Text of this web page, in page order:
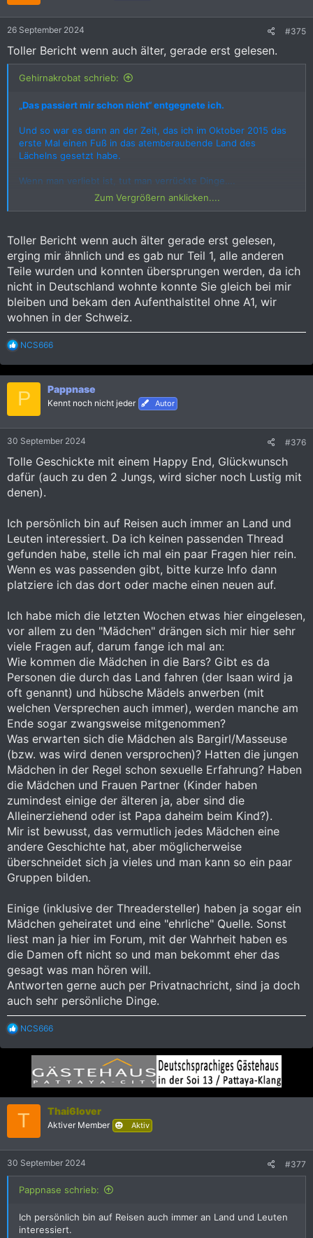
n
:
26 September 2024 #375
Toller Bericht wenn auch älter, gerade erst gelesen.
Gehirnakrobat schrieb:
„Das passiert mir schon nicht“ entgegnete ich.
Und so war es dann an der Zeit, das ich im Oktober 2015 das
erste Mal einen Fuß in das atemberaubende Land des
Lächelns gesetzt habe.
Wenn man verliebt ist, tut man verrückte Dinge….
Und so nahm die ganze Geschichte ihren Lauf ;-)
Das war Teil 1, Teil 2 folgt in Kürze wenn Interesse besteht.
Zum Vergrößern anklicken....
Toller Bericht wenn auch älter gerade erst gelesen,
erging mir ähnlich und es gab nur Teil 1, alle anderen
Teile wurden und konnten übersprungen werden, da ich
nicht in Deutschland wohnte konnte Sie gleich bei mir
bleiben und bekam den Aufenthalstitel ohne A1, wir
wohnen in der Schweiz.
R
a
k
i
n
:
NCS666
P Pappnase
Kennt noch nicht jeder Autor
30 September 2024 #376
Tolle Geschickte mit einem Happy End, Glückwunsch
dafür (auch zu den 2 Jungs, wird sicher noch Lustig mit
denen).
Ich persönlich bin auf Reisen auch immer an Land und
Leuten interessiert. Da ich keinen passenden Thread
gefunden habe, stelle ich mal ein paar Fragen hier rein.
Wenn es was passenden gibt, bitte kurze Info dann
platziere ich das dort oder mache einen neuen auf.
Ich habe mich die letzten Wochen etwas hier eingelesen,
vor allem zu den "Mädchen" drängen sich mir hier sehr
viele Fragen auf, darum fange ich mal an:
Wie kommen die Mädchen in die Bars? Gibt es da
Personen die durch das Land fahren (der Isaan wird ja
oft genannt) und hübsche Mädels anwerben (mit
welchen Versprechen auch immer), werden manche am
Ende sogar zwangsweise mitgenommen?
Was erwarten sich die Mädchen als Bargirl/Masseuse
(bzw. was wird denen versprochen)? Hatten die jungen
Mädchen in der Regel schon sexuelle Erfahrung? Haben
die Mädchen und Frauen Partner (Kinder haben
zumindest einige der älteren ja, aber sind die
Alleinerziehend oder ist Papa daheim beim Kind?).
Mir ist bewusst, das vermutlich jedes Mädchen eine
andere Geschichte hat, aber möglicherweise
überschneidet sich ja vieles und man kann so ein paar
Gruppen bilden.
Einige (inklusive der Threadersteller) haben ja sogar ein
Mädchen geheiratet und eine "ehrliche" Quelle. Sonst
liest man ja hier im Forum, mit der Wahrheit haben es
die Damen oft nicht so und man bekommt eher das
gesagt was man hören will.
Antworten gerne auch per Privatnachricht, sind ja doch
auch sehr persönliche Dinge.
R
a
n
e
n
:
NCS666
T Thai6lover
Aktiver Member Aktiv
30 September 2024 #377
Pappnase schrieb:
Ich persönlich bin auf Reisen auch immer an Land und Leuten
interessiert.